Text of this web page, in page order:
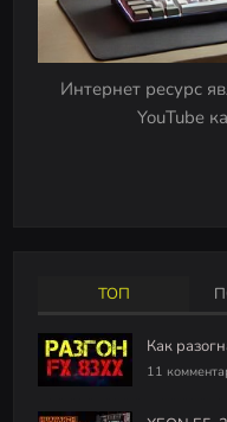
Интернет ресурс
YouTube
ТОП
Как
11